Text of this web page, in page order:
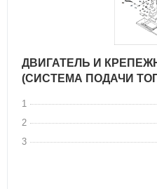
ДВИГАТЕЛЬ И
(СИСТЕМА ПОДАЧИ
1
2
3